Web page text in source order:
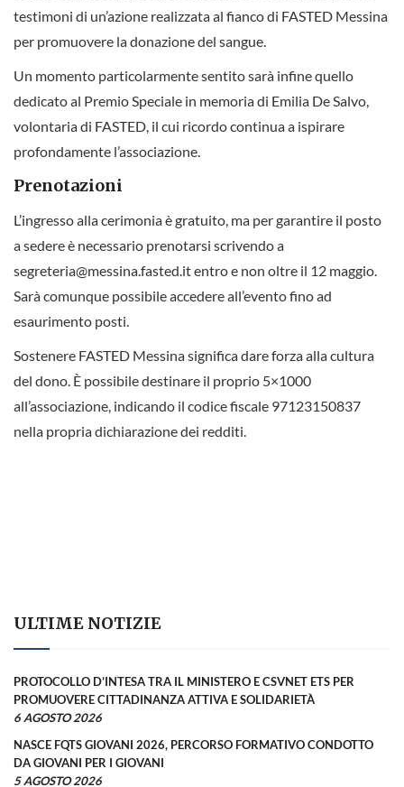
testimoni di un’azione realizzata al fianco di FASTED Messina
per promuovere la donazione del sangue.
Un momento particolarmente sentito sarà infine quello
dedicato al Premio Speciale in memoria di Emilia De Salvo,
volontaria di FASTED, il cui ricordo continua a ispirare
profondamente l’associazione.
Prenotazioni
L’ingresso alla cerimonia è gratuito, ma per garantire il posto
a sedere è necessario prenotarsi scrivendo a
segreteria@messina.fasted.it entro e non oltre il 12 maggio.
Sarà comunque possibile accedere all’evento fino ad
esaurimento posti.
Sostenere FASTED Messina significa dare forza alla cultura
del dono. È possibile destinare il proprio 5×1000
all’associazione, indicando il codice fiscale 97123150837
nella propria dichiarazione dei redditi.
ULTIME NOTIZIE
PROTOCOLLO D’INTESA TRA IL MINISTERO E CSVNET ETS PER
PROMUOVERE CITTADINANZA ATTIVA E SOLIDARIETÀ
6 AGOSTO 2026
NASCE FQTS GIOVANI 2026, PERCORSO FORMATIVO CONDOTTO
DA GIOVANI PER I GIOVANI
5 AGOSTO 2026